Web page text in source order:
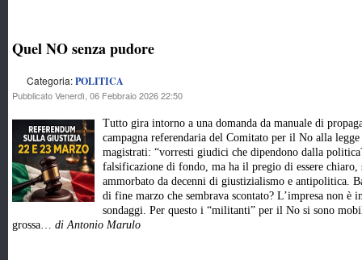
Quel NO senza pudore
Categoria:POLITICA
Pubblicato Venerdì, 06 Febbraio 2026 22:50
Tutto gira intorno a una domanda da manuale di
campagna referendaria del Comitato per il No alla
magistrati: “vorresti giudici che dipendono dalla
falsificazione di fondo, ma ha il pregio di essere
ammorbato da decenni di giustizialismo e antipolitica.
di fine marzo che sembrava scontato? L’impresa non è
sondaggi. Per questo i “militanti” per il No si sono
grossa… di Antonio Marulo